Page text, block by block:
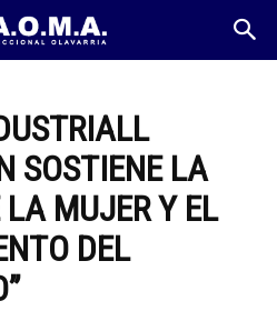
SOSTIENE LA
MUJER Y EL
DEL